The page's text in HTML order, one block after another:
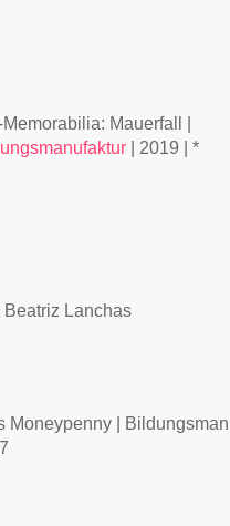
Memorabilia: Mauerfall |
| 2019 | *
Moneypenny |